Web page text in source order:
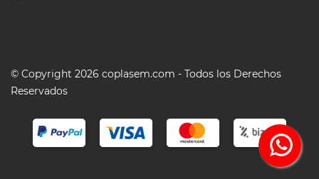
© Copyright 2026 coplasem.com - Todos los Derechos
Reservados